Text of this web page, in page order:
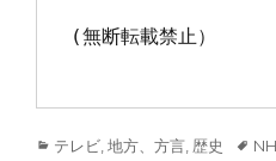
(無断転載禁止）
Categories
テレビ,地方、方言, 歴史 Tags